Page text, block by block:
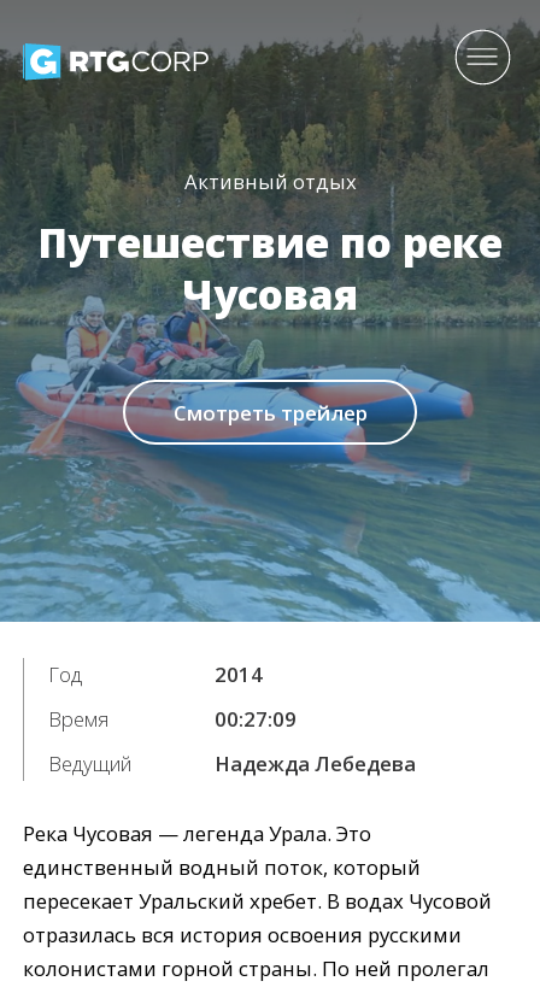
Активный отдых
Путешествие по реке
Чусовая
Смотреть трейлер
Год
2014
Время
00:27:09
Ведущий
Надежда Лебедева
Река Чусовая — легенда Урала. Это
единственный водный поток, который
пересекает Уральский хребет. В водах Чусовой
отразилась вся история освоения русскими
колонистами горной страны. По ней пролегал